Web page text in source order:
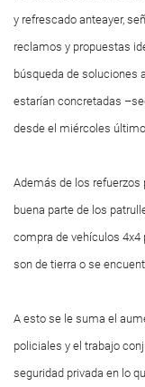
y refrescado anteayer,
reclamos y propuestas
búsqueda de soluciones
estarían concretadas
desde el miércoles
Además de los refuerzos
buena parte de los
compra de vehículos 4x4
son de tierra o se
A esto se le suma el
policiales y el trabajo
seguridad privada en lo